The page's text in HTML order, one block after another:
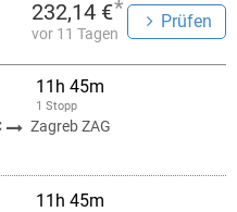
232,14 €*
vor 11 Tagen
Prüfen
11h 45m
1 Stopp
Zagreb ZAG
11h 45m